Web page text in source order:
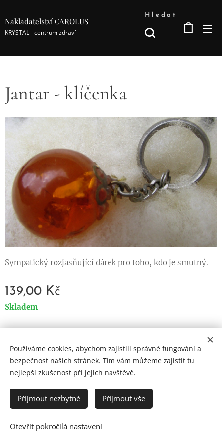
Nakladatelství CAROLUS
KRYSTAL - centrum zdraví
Hledat
Jantar - klíčenka
Sympatický rozjasňující dárek pro toho, kdo je smutný.
139,00 Kč
Skladem
DO KOŠÍKU
Cookies
Jazyky
Čeština
English
Používáme cookies, abychom zajistili správné fungování a
bezpečnost našich stránek. Tím vám můžeme zajistit tu
nejlepší zkušenost při jejich návštěvě.
Přijmout nezbytné Přijmout vše
Otevřít pokročilá nastavení